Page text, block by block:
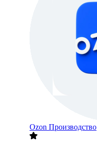
Ozon Производство